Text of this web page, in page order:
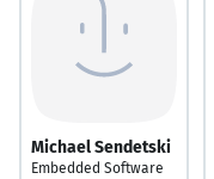
Michael Sendetski
Embedded Software